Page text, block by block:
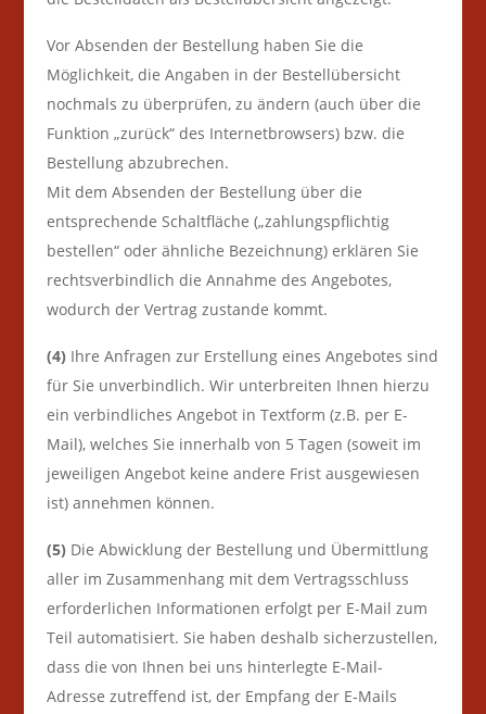
Vor Absenden der Bestellung haben Sie die
Möglichkeit, die Angaben in der Bestellübersicht
nochmals zu überprüfen, zu ändern (auch über die
Funktion „zurück“ des Internetbrowsers) bzw. die
Bestellung abzubrechen.
Mit dem Absenden der Bestellung über die
entsprechende Schaltfläche („zahlungspflichtig
bestellen“ oder ähnliche Bezeichnung) erklären Sie
rechtsverbindlich die Annahme des Angebotes,
wodurch der Vertrag zustande kommt.
(4) Ihre Anfragen zur Erstellung eines Angebotes sind
für Sie unverbindlich. Wir unterbreiten Ihnen hierzu
ein verbindliches Angebot in Textform (z.B. per E-
Mail), welches Sie innerhalb von 5 Tagen (soweit im
jeweiligen Angebot keine andere Frist ausgewiesen
ist) annehmen können.
(5) Die Abwicklung der Bestellung und Übermittlung
aller im Zusammenhang mit dem Vertragsschluss
erforderlichen Informationen erfolgt per E-Mail zum
Teil automatisiert. Sie haben deshalb sicherzustellen,
dass die von Ihnen bei uns hinterlegte E-Mail-
Adresse zutreffend ist, der Empfang der E-Mails